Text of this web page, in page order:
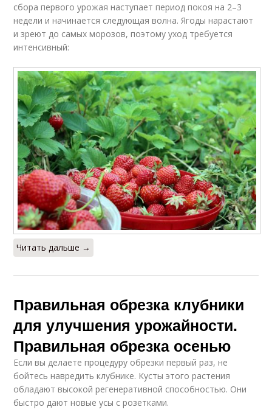
сбора первого урожая наступает период покоя на 2–3
недели и начинается следующая волна. Ягоды нарастают
и зреют до самых морозов, поэтому уход требуется
интенсивный:
Читать дальше →
Правильная обрезка клубники
для улучшения урожайности.
Правильная обрезка осенью
Если вы делаете процедуру обрезки первый раз, не
бойтесь навредить клубнике. Кусты этого растения
обладают высокой регенеративной способностью. Они
быстро дают новые усы с розетками.